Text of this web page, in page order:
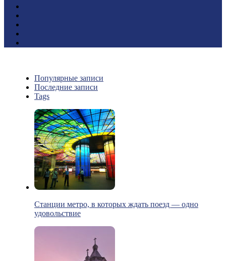
Популярные записи
Последние записи
Tags
Станции метро, в которых ждать поезд — одно
удовольствие